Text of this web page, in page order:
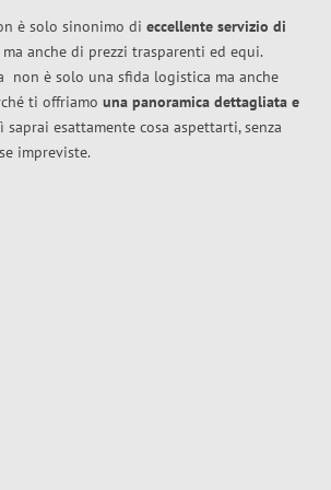
è solo sinonimo di eccellente servizio di
ma anche di prezzi trasparenti ed equi.
non è solo una sfida logistica ma anche
ti offriamo una panoramica dettagliata e
saprai esattamente cosa aspettarti, senza
impreviste.